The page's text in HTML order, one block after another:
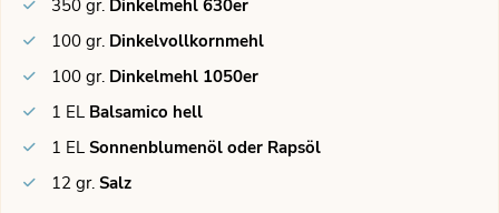
350 gr. Dinkelmehl 630er
100 gr. Dinkelvollkornmehl
100 gr. Dinkelmehl 1050er
1 EL Balsamico hell
1 EL Sonnenblumenöl oder Rapsöl
12 gr. Salz